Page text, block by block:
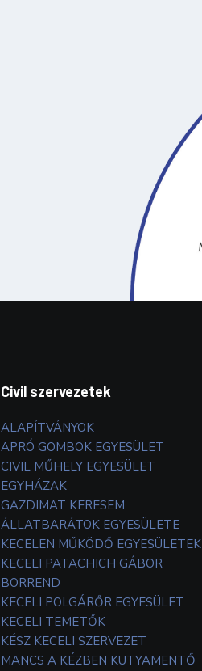
Civil szervezetek
ALAPÍTVÁNYOK
APRÓ GOMBOK EGYESÜLET
CIVIL MŰHELY EGYESÜLET
EGYHÁZAK
GAZDIMAT KERESEM
ÁLLATBARÁTOK EGYESÜLETE
KECELEN MŰKÖDŐ EGYESÜLETEK
KECELI PATACHICH GÁBOR
BORREND
KECELI POLGÁRŐR EGYESÜLET
KECELI TEMETŐK
KÉSZ KECELI SZERVEZET
MANCS A KÉZBEN KUTYAMENTŐ